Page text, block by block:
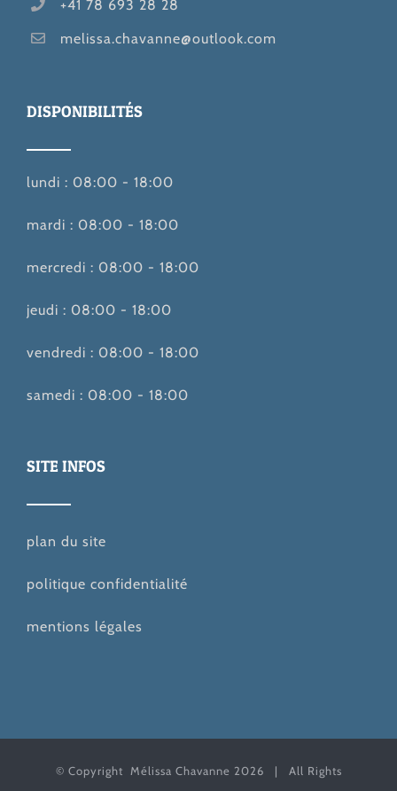
+41 78 693 28 28
melissa.chavanne@outlook.com
DISPONIBILITÉS
lundi : 08:00 - 18:00
mardi : 08:00 - 18:00
mercredi : 08:00 - 18:00
jeudi : 08:00 - 18:00
vendredi : 08:00 - 18:00
samedi : 08:00 - 18:00
SITE INFOS
plan du site
politique confidentialité
mentions légales
© Copyright Mélissa Chavanne 2026 | All Rights